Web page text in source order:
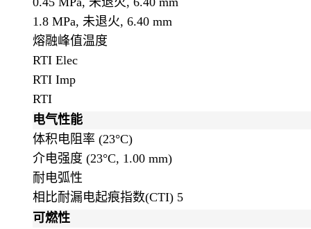
1.8 MPa, 未退火, 6.40 mm
熔融峰值温度
RTI Elec
RTI Imp
RTI
电气性能
体积电阻率 (23°C)
介电强度 (23°C, 1.00 mm)
耐电弧性
相比耐漏电起痕指数(CTI) 5
可燃性